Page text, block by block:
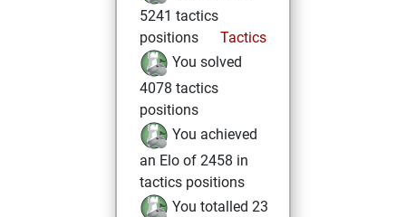
5241 tactics
positions
Tactics
You solved
4078 tactics
positions
You achieved
an Elo of 2458 in
tactics positions
You totalled 23